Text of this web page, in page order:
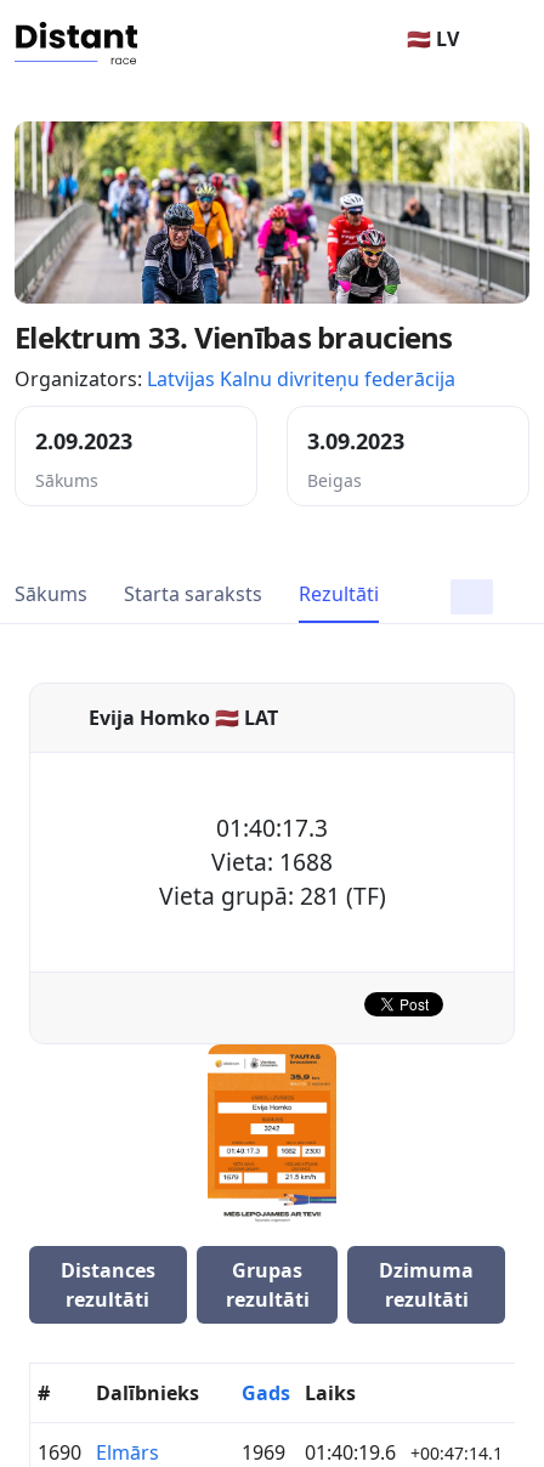
🇱🇻 LV
Elektrum 33. Vienības brauciens
Organizators: Latvijas Kalnu divriteņu federācija
2.09.2023
Sākums
3.09.2023
Beigas
Sākums Starta saraksts Rezultāti
Evija Homko 🇱🇻 LAT
01:40:17.3
Vieta: 1688
Vieta grupā: 281 (TF)
Distances
rezultāti
Grupas
rezultāti
Dzimuma
rezultāti
# Dalībnieks Gads Laiks
1690 Elmārs
1969 01:40:19.6 +00:47:14.1